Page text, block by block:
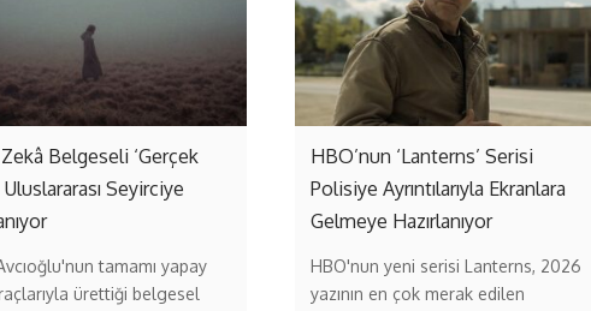
Belgeseli ‘Gerçek
Seyirciye
tamamı yapay
ürettiği belgesel
HBO’nun ‘Lanterns’ Serisi
Polisiye Ayrıntılarıyla Ekranlara
Gelmeye Hazırlanıyor
HBO'nun yeni serisi Lanterns, 2026
yazının en çok merak edilen